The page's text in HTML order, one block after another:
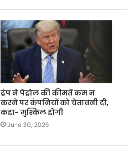
ट्रंप ने पेट्रोल की कीमतें कम न
करने पर कंपनियों को चेतावनी दी,
कहा- मुश्किल होगी
June 30, 2026